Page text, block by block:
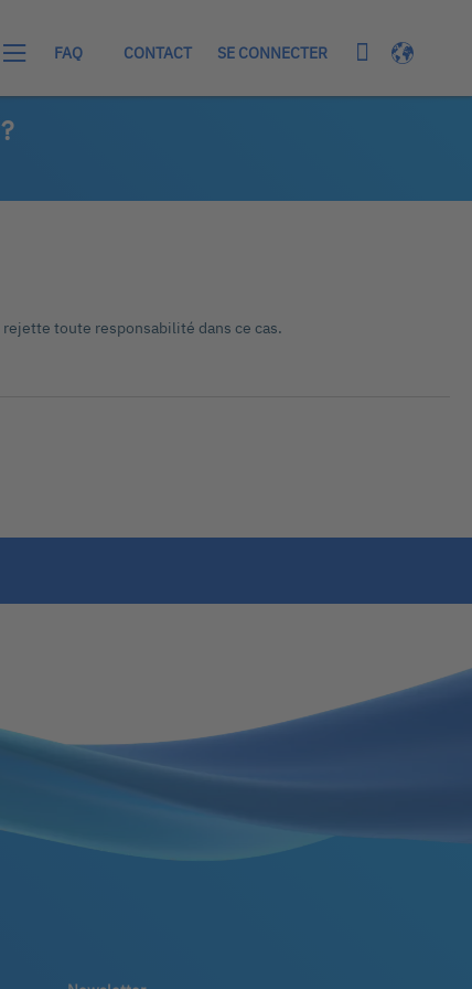
FAQ CONTACT SE CONNECTER Langue
Mon panier
?
toute responsabilité dans ce cas.